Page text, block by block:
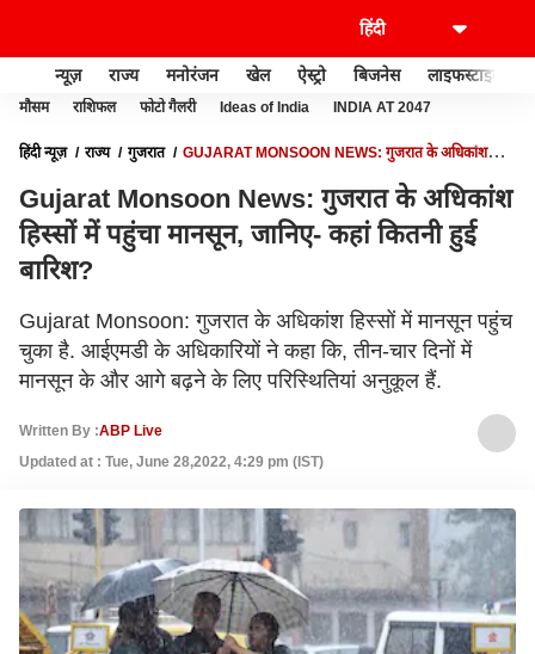
न्यूज़ राज्य मनोरंजन खेल ऐस्ट्रो बिजनेस लाइफस्टाइल
मौसम राशिफल फोटो गैलरी Ideas of India INDIA AT 2047
हिंदी न्यूज़ राज्य गुजरात
GUJARAT MONSOON NEWS: गुजरात के अधिकांश
Gujarat Monsoon News: गुजरात के अधिकांश
हिस्सों में पहुंचा मानसून, जानिए- कहां कितनी हुई
बारिश?
Gujarat Monsoon: गुजरात के अधिकांश हिस्सों में मानसून पहुंच
चुका है. आईएमडी के अधिकारियों ने कहा कि, तीन-चार दिनों में
मानसून के और आगे बढ़ने के लिए परिस्थितियां अनुकूल हैं.
Written By :ABP Live
Updated at : Tue, June 28,2022, 4:29 pm (IST)